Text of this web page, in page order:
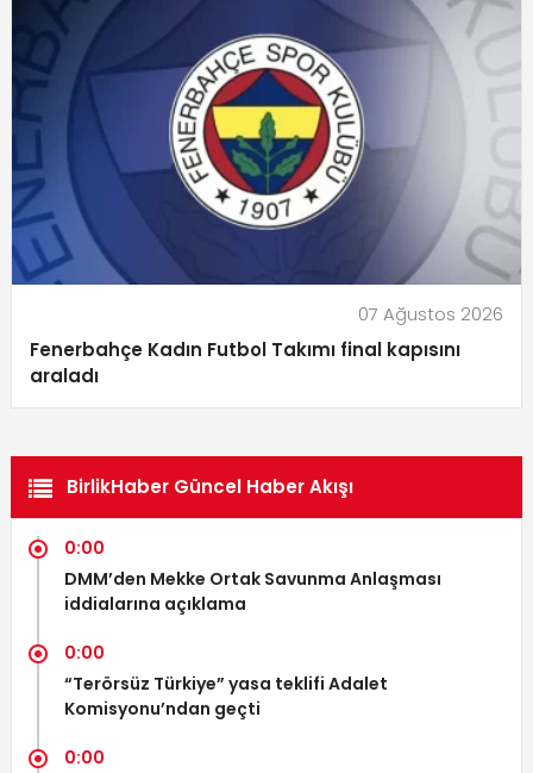
07 Ağustos 2026
Fenerbahçe Kadın Futbol Takımı final kapısını
araladı
BirlikHaber Güncel Haber Akışı
0:00
DMM’den Mekke Ortak Savunma Anlaşması
iddialarına açıklama
0:00
“Terörsüz Türkiye” yasa teklifi Adalet
Komisyonu’ndan geçti
0:00